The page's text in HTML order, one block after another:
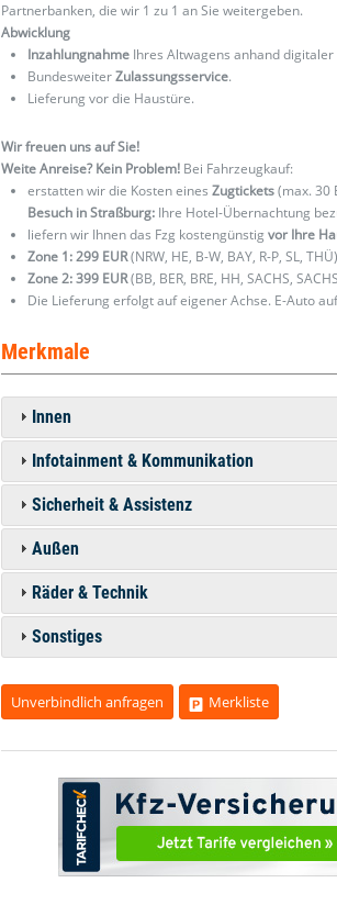
Partnerbanken, die wir 1 zu 1 an Sie weitergeben.
Abwicklung
Inzahlungnahme Ihres Altwagens anhand
BundesweiterZulassungsservice.
Lieferung vor die Haustüre.
Wir freuen uns auf Sie!
Weite Anreise? Kein Problem! Bei Fahrzeugkauf:
erstatten wir die Kosten einesZugtickets(max. 30
Besuch in Straßburg: Ihre Hotel-Übernachtung
liefern wir Ihnen das Fzg kostengünstigvor Ihre
Zone 1: 299 EUR(NRW, HE, B-W, BAY, R-P, SL, THÜ)
Zone 2: 399 EUR(BB, BER, BRE, HH, SACHS,
Die Lieferung erfolgt auf eigener Achse. E-Auto
Merkmale
Innen
Infotainment & Kommunikation
Sicherheit & Assistenz
Außen
Räder & Technik
Sonstiges
Unverbindlich anfragen Merkliste